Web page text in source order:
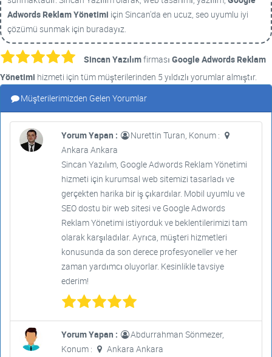
Adwords Reklam Yönetimi için Sincan'da en ucuz, seo uyumlu iyi
çözümü sunmak için buradayız.
Sincan Yazılımfirması Google Adwords Reklam
Yönetimi hizmeti için tüm müşterilerinden 5 yıldızlı yorumlar almıştır.
Müşterilerimizden Gelen Yorumlar
Yorum Yapan :
Nurettin Turan, Konum :
Ankara Ankara
Sincan Yazılım, Google Adwords Reklam Yönetimi
hizmeti için kurumsal web sitemizi tasarladı ve
gerçekten harika bir iş çıkardılar. Mobil uyumlu ve
SEO dostu bir web sitesi ve Google Adwords
Reklam Yönetimi istiyorduk ve beklentilerimizi tam
olarak karşıladılar. Ayrıca, müşteri hizmetleri
konusunda da son derece profesyoneller ve her
zaman yardımcı oluyorlar. Kesinlikle tavsiye
ederim!
Yorum Yapan :
Abdurrahman Sönmezer,
Konum :
Ankara Ankara